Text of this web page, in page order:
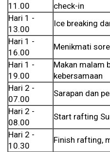
11.00
check-in
Hari 1 -
13.00
Ice breaking
Hari 1 -
16.00
Menikmati
Hari 1 -
19.00
Makan malam
kebersamaan
Hari 2 -
07.00
Sarapan dan
Hari 2 -
08.00
Start rafting
Hari 2 -
10.30
Finish rafting,